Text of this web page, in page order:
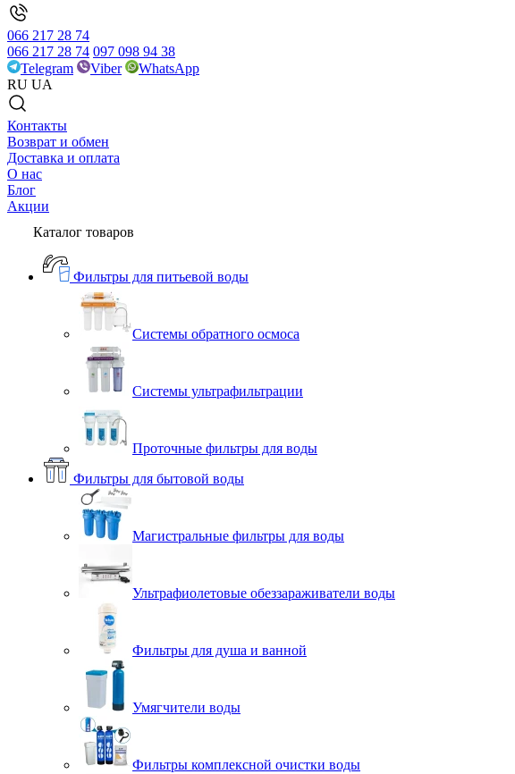
066 217 28 74
066 217 28 74 097 098 94 38
Telegram
Viber
WhatsApp
RU UA
Контакты
Возврат и обмен
Доставка и оплата
О нас
Блог
Акции
Каталог товаров
Фильтры для питьевой воды
Системы обратного осмоса
Системы ультрафильтрации
Проточные фильтры для воды
Фильтры для бытовой воды
Магистральные фильтры для воды
Ультрафиолетовые обеззараживатели воды
Фильтры для душа и ванной
Умягчители воды
Фильтры комплексной очистки воды